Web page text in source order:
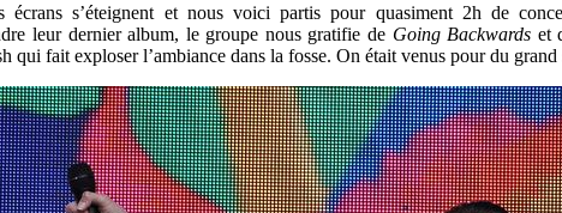
s’éteignent et nous voici partis pour quasiment 2h de
leur dernier album, le groupe nous gratifie de Going Backwards et
qui fait exploser l’ambiance dans la fosse. On était venus pour du